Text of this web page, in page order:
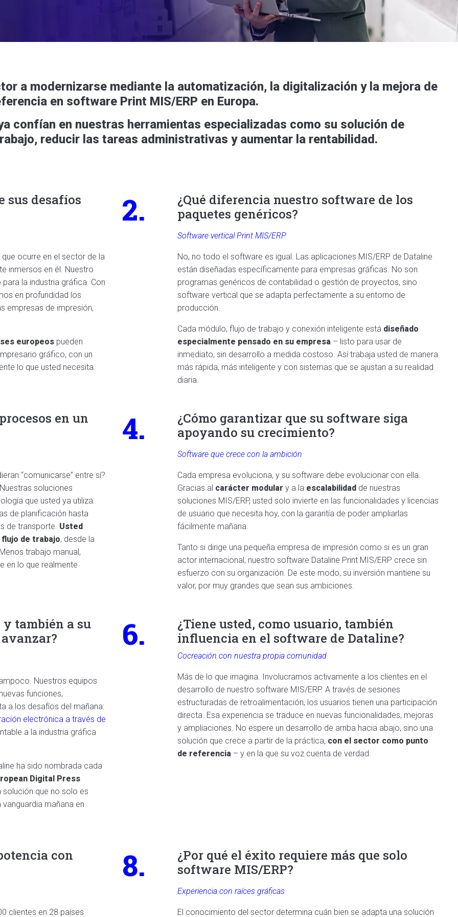
a modernizarse mediante la automatización, la digitalización y la mejora de
en software Print MIS/ERP en Europa.
confían en nuestras herramientas especializadas como su solución de
reducir las tareas administrativas y aumentar la rentabilidad.
sus desafíos
ocurre en el sector de la
inmersos en él. Nuestro
la industria gráfica. Con
en profundidad los
empresas de impresión,
europeos pueden
gráfico, con un
lo que usted necesita.
2.
¿Qué diferencia nuestro software de los
paquetes genéricos?
Software vertical Print MIS/ERP
No, no todo el software es igual. Las aplicaciones MIS/ERP de Dataline
están diseñadas específicamente para empresas gráficas. No son
programas genéricos de contabilidad o gestión de proyectos, sino
software vertical que se adapta perfectamente a su entorno de
producción.
Cada módulo, flujo de trabajo y conexión inteligente está diseñado
especialmente pensado en su empresa – listo para usar de
inmediato, sin desarrollo a medida costoso. Así trabaja usted de manera
más rápida, más inteligente y con sistemas que se ajustan a su realidad
diaria.
en un
“comunicarse” entre sí?
soluciones
que usted ya utiliza:
de planificación hasta
de transporte. Usted
de trabajo, desde la
trabajo manual,
en lo que realmente
4.
¿Cómo garantizar que su software siga
apoyando su crecimiento?
Software que crece con la ambición
Cada empresa evoluciona, y su software debe evolucionar con ella.
Gracias al carácter modular y a la escalabilidad de nuestras
soluciones MIS/ERP, usted solo invierte en las funcionalidades y licencias
de usuario que necesita hoy, con la garantía de poder ampliarlas
fácilmente mañana.
Tanto si dirige una pequeña empresa de impresión como si es un gran
actor internacional, nuestro software Dataline Print MIS/ERP crece sin
esfuerzo con su organización. De este modo, su inversión mantiene su
valor, por muy grandes que sean sus ambiciones.
y también a su
Nuestros equipos
funciones,
a los desafíos del mañana:
electrónica a través de
a la industria gráfica
ha sido nombrada cada
Digital Press
solución que no solo es
mañana en
6.
¿Tiene usted, como usuario, también
influencia en el software de Dataline?
Cocreación con nuestra propia comunidad
Más de lo que imagina. Involucramos activamente a los clientes en el
desarrollo de nuestro software MIS/ERP. A través de sesiones
estructuradas de retroalimentación, los usuarios tienen una participación
directa. Esa experiencia se traduce en nuevas funcionalidades, mejoras
y ampliaciones. No espere un desarrollo de arriba hacia abajo, sino una
solución que crece a partir de la práctica, con el sector como punto
de referencia – y en la que su voz cuenta de verdad.
con
clientes en 28 países
8.
¿Por qué el éxito requiere más que solo
software MIS/ERP?
Experiencia con raíces gráficas
El conocimiento del sector determina cuán bien se adapta una solución